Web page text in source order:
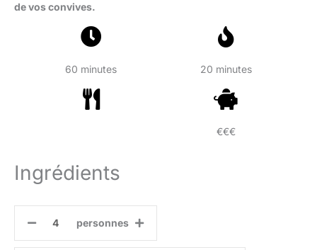
de vos convives.
60 minutes 20 minutes
€€€
Ingrédients
personnes